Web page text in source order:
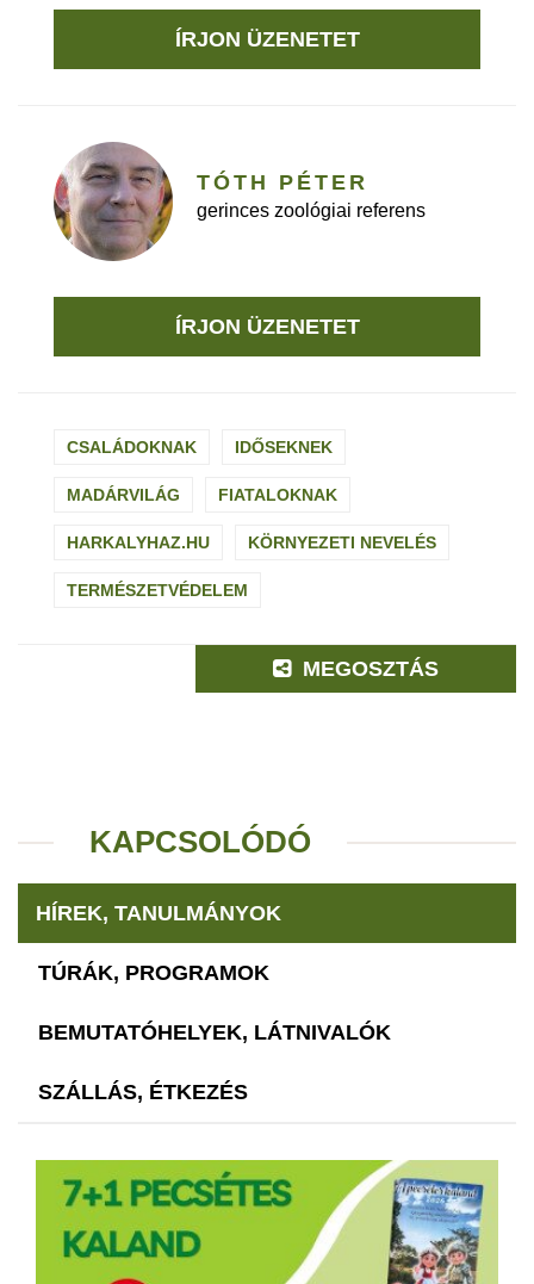
ÍRJON ÜZENETET
TÓTH PÉTER
gerinces zoológiai referens
ÍRJON ÜZENETET
CSALÁDOKNAK IDŐSEKNEK
MADÁRVILÁG FIATALOKNAK
HARKALYHAZ.HU KÖRNYEZETI NEVELÉS
TERMÉSZETVÉDELEM
MEGOSZTÁS
KAPCSOLÓDÓ
HÍREK, TANULMÁNYOK
TÚRÁK, PROGRAMOK
BEMUTATÓHELYEK, LÁTNIVALÓK
SZÁLLÁS, ÉTKEZÉS